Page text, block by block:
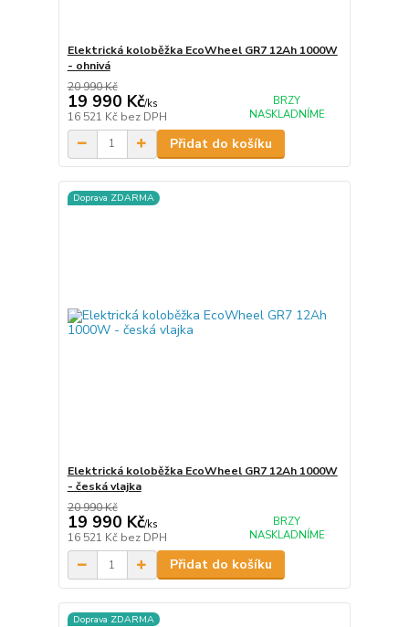
Elektrická koloběžka EcoWheel GR7 12Ah 1000W
- ohnivá
20 990 Kč
19 990 Kč/ks
16 521 Kč bez DPH
BRZY
NASKLADNÍME
Přidat do košíku
Doprava ZDARMA
Elektrická koloběžka EcoWheel GR7 12Ah 1000W
- česká vlajka
20 990 Kč
19 990 Kč/ks
16 521 Kč bez DPH
BRZY
NASKLADNÍME
Přidat do košíku
Doprava ZDARMA